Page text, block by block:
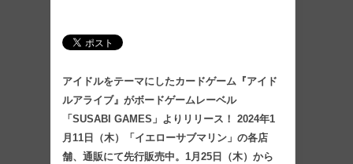
アイドルをテーマにしたカードゲーム『アイド
ルアライブ』がボードゲームレーベル
「SUSABI GAMES」よりリリース！ 2024年1
月11日（木）「イエローサブマリン」の各店
舗、通販にて先行販売中。1月25日（木）から